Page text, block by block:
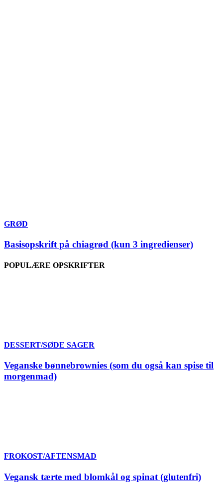
GRØD
Basisopskrift på chiagrød (kun 3 ingredienser)
POPULÆRE OPSKRIFTER
DESSERT/SØDE SAGER
Veganske bønnebrownies (som du også kan spise til
morgenmad)
FROKOST/AFTENSMAD
Vegansk tærte med blomkål og spinat (glutenfri)